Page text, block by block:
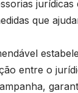
jurídicas
que
entre o